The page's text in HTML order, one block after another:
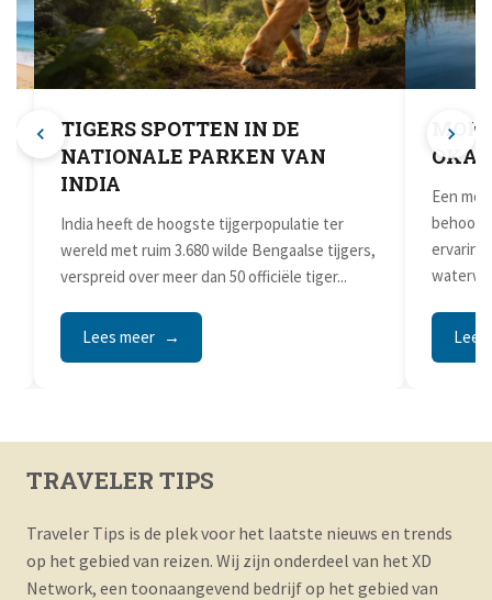
TIGERS SPOTTEN IN DE
NATIONALE PARKEN VAN
INDIA
India heeft de hoogste tijgerpopulatie ter
wereld met ruim 3.680 wilde Bengaalse tijgers,
verspreid over meer dan 50 officiële tiger...
Lees meer
Een
behoort
Lees
TRAVELER TIPS
Traveler Tips is de plek voor het laatste nieuws en trends
op het gebied van reizen. Wij zijn onderdeel van het XD
Network, een toonaangevend bedrijf op het gebied van